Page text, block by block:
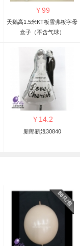
￥99
天鹅高1.5米KT板雪弗板字母
盒子（不含气球）
￥ 14.2
新郎新娘30840